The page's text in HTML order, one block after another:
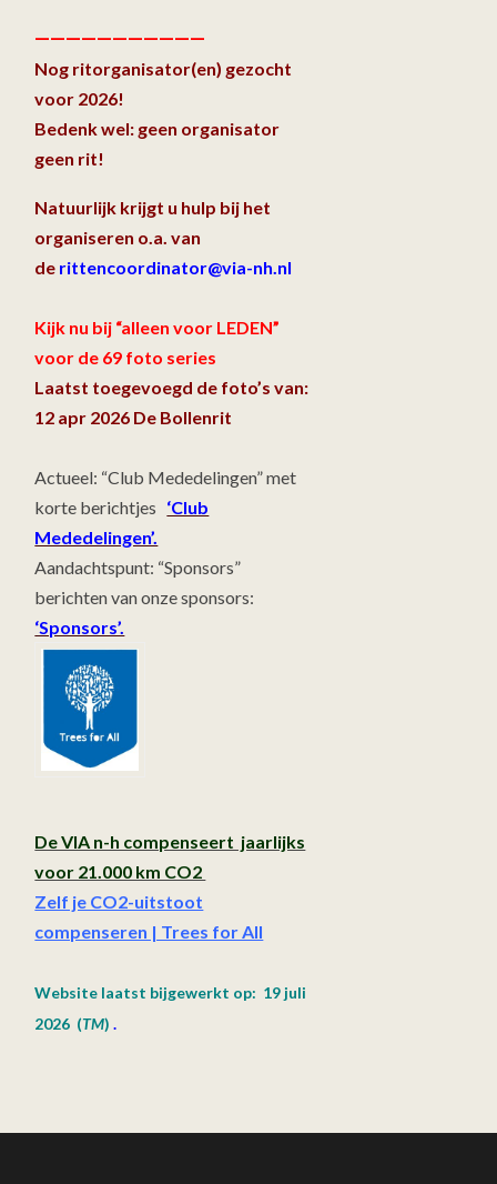
———————————
Nog ritorganisator(en) gezocht
voor 2026!
Bedenk wel: geen organisator
geen rit!
Natuurlijk krijgt u hulp bij het
organiseren o.a. van
de rittencoordinator@via-nh.nl
Kijk nu bij “alleen voor LEDEN”
voor de 69 foto series
Laatst toegevoegd de foto’s van:
12 apr 2026 De Bollenrit
Actueel: “Club Mededelingen” met
korte berichtjes ‘Club
Mededelingen’.
Aandachtspunt: “Sponsors”
berichten van onze sponsors:
‘Sponsors’.
De VIA n-h compenseert jaarlijks
voor 21.000 km CO2
Zelf je CO2-uitstoot
compenseren | Trees for All
Website laatst bijgewerkt op: 19 juli
2026 (TM) .